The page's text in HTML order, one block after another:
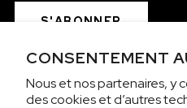
CONSENTEMENT
Nous et nos partenaires, y
des cookies et d’autres
S'ABONNER
COLLECTIONS